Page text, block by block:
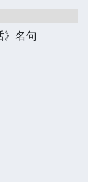
》名句